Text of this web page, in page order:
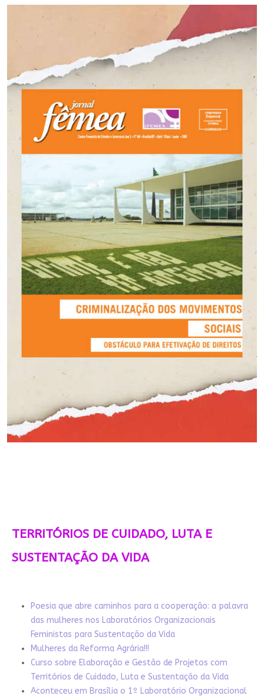
TERRITÓRIOS DE CUIDADO, LUTA E
SUSTENTAÇÃO DA VIDA
Poesia que abre caminhos para a cooperação: a palavra
das mulheres nos Laboratórios Organizacionais
Feministas para Sustentação da Vida
Mulheres da Reforma Agrária!!!
Curso sobre Elaboração e Gestão de Projetos com
Territórios de Cuidado, Luta e Sustentação da Vida
Aconteceu em Brasília o 1º Laboratório Organizacional